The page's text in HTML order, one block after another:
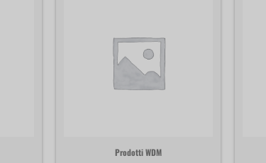
Prodotti WDM